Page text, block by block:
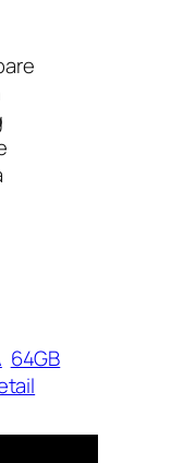
64GB